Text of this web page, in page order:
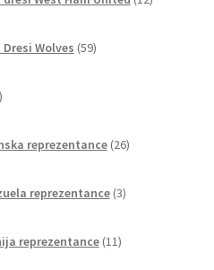
izdelkov
Wolves 59izdelkov
reprezentance 26izdelkov
reprezentance 3izdelki
reprezentance 11izdelkov